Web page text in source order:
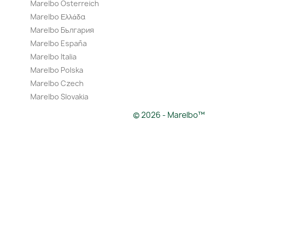
Marelbo Österreich
Marelbo Ελλάδα
Marelbo България
Marelbo España
Marelbo Italia
Marelbo Polska
Marelbo Czech
Marelbo Slovakia
© 2026 - Marelbo™